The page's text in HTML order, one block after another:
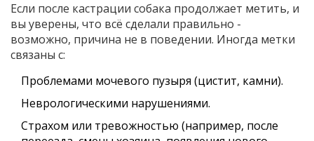
Если после кастрации собака продолжает метить, и
вы уверены, что всё сделали правильно -
возможно, причина не в поведении. Иногда метки
связаны с:
Проблемами мочевого пузыря (цистит, камни).
Неврологическими нарушениями.
Страхом или тревожностью (например, после